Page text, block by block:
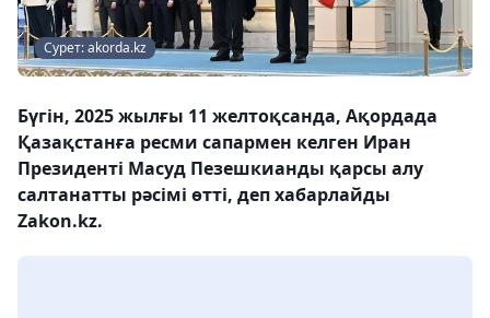
Сурет: akorda.kz
Бүгін, 2025 жылғы 11 желтоқсанда, Ақордада
Қазақстанға ресми сапармен келген Иран
Президенті Масуд Пезешкианды қарсы алу
салтанатты рәсімі өтті, деп хабарлайды
Zakon.kz.